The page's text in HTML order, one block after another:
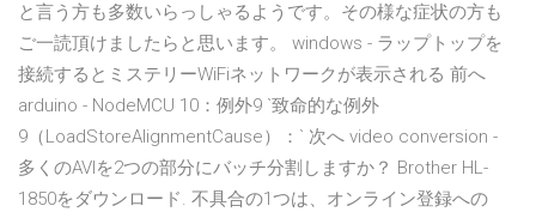
と言う方も多数いらっしゃるようです。その様な症状の方も
ご一読頂けましたらと思います。 windows - ラップトップを
接続するとミステリーWiFiネットワークが表示される 前へ
arduino - NodeMCU 10：例外9 `致命的な例外
9（LoadStoreAlignmentCause）：` 次へ video conversion -
多くのAVIを2つの部分にバッチ分割しますか？ Brother HL-
1850をダウンロード. 不具合の1つは、オンライン登録への